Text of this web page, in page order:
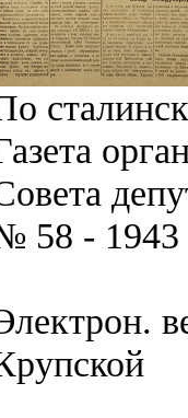
58 - 1943